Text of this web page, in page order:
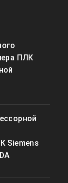
ПЛК
Siemens